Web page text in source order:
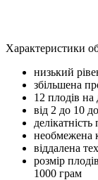
Характеристики
низький
збільшена
12 плодів на
від 2 до 10
необмежена
віддалена
розмір
1000 грам